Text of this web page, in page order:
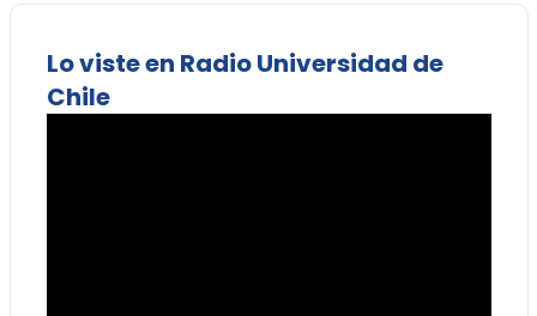
Lo viste en Radio Universidad de
Chile